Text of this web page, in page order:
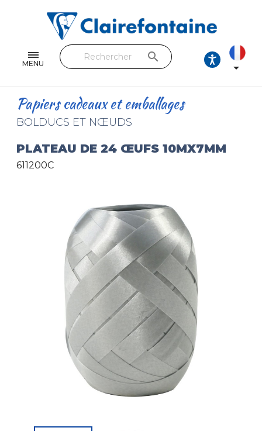
MENU
Feuilles & Copies
Beaux-arts & Dessin
Loisirs créatifs
Cuir & trousses
Toutes les collections
search

Papiers cadeaux et emballages
BOLDUCS ET NŒUDS
PLATEAU DE 24 ŒUFS 10MX7MM
611200C